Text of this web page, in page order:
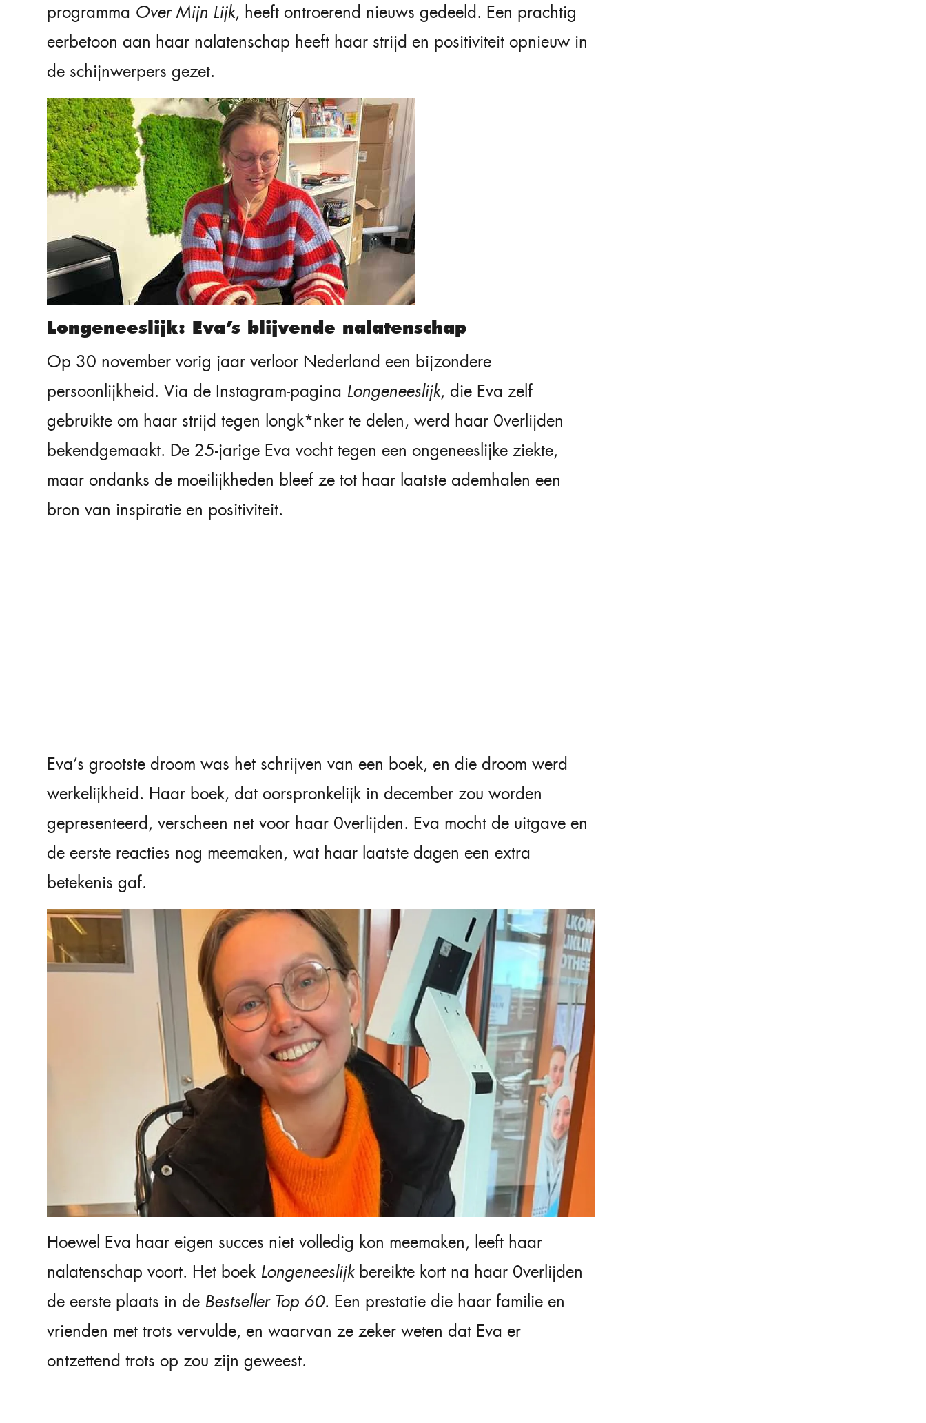
programma Over Mijn Lijk, heeft ontroerend nieuws gedeeld. Een prachtig
eerbetoon aan haar nalatenschap heeft haar strijd en positiviteit opnieuw in
de schijnwerpers gezet.
Longeneeslijk: Eva’s blijvende nalatenschap
Op 30 november vorig jaar verloor Nederland een bijzondere
persoonlijkheid. Via de Instagram-pagina Longeneeslijk, die Eva zelf
gebruikte om haar strijd tegen longk*nker te delen, werd haar 0verlijden
bekendgemaakt. De 25-jarige Eva vocht tegen een ongeneeslijke ziekte,
maar ondanks de moeilijkheden bleef ze tot haar laatste ademhalen een
bron van inspiratie en positiviteit.
Eva’s grootste droom was het schrijven van een boek, en die droom werd
werkelijkheid. Haar boek, dat oorspronkelijk in december zou worden
gepresenteerd, verscheen net voor haar 0verlijden. Eva mocht de uitgave en
de eerste reacties nog meemaken, wat haar laatste dagen een extra
betekenis gaf.
Hoewel Eva haar eigen succes niet volledig kon meemaken, leeft haar
nalatenschap voort. Het boek Longeneeslijkbereikte kort na haar 0verlijden
de eerste plaats in de Bestseller Top 60. Een prestatie die haar familie en
vrienden met trots vervulde, en waarvan ze zeker weten dat Eva er
ontzettend trots op zou zijn geweest.